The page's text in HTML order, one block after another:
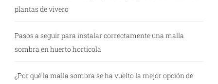
plantas de vivero
Pasos a seguir para instalar correctamente una malla
sombra en huerto hortícola
¿Por qué la malla sombra se ha vuelto la mejor opción de